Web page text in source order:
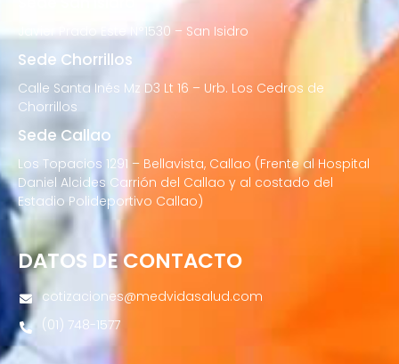
Javier Prado Este N°1530 – San Isidro
Sede Chorrillos
Calle Santa Inés Mz D3 Lt 16 – Urb. Los Cedros de
Chorrillos
Sede Callao
Los Topacios 1291 – Bellavista, Callao (Frente al Hospital
Daniel Alcides Carrión del Callao y al costado del
Estadio Polideportivo Callao)
DATOS DE CONTACTO
cotizaciones@medvidasalud.com
(01) 748-1577